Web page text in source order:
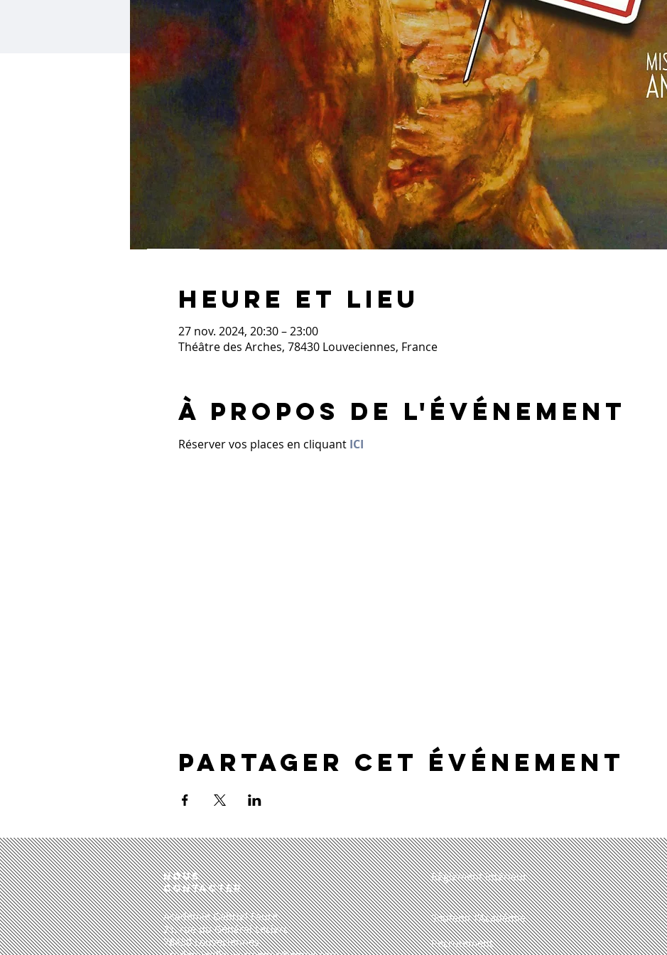
Heure et lieu
27 nov. 2024, 20:30 – 23:00
Théâtre des Arches, 78430 Louveciennes, France
À propos de l'événement
Réserver vos places en cliquant ICI
Partager cet événement
Nous
CONTACTER
Académie Gabriel Fauré
21, rue du Général Leclerc
78430 Louveciennes​
Règlement intérieur
Soutenir l'Académie
Recrutement